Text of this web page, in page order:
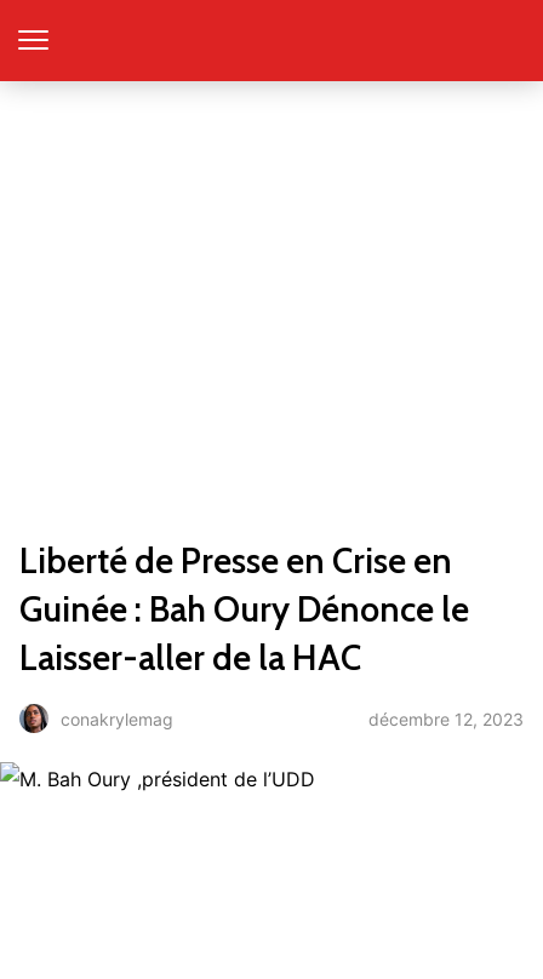
Liberté de Presse en Crise en
Guinée : Bah Oury Dénonce le
Laisser-aller de la HAC
conakrylemag décembre 12, 2023